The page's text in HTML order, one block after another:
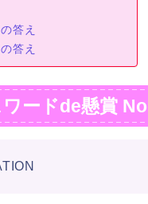
答え
答え
ードde懸賞